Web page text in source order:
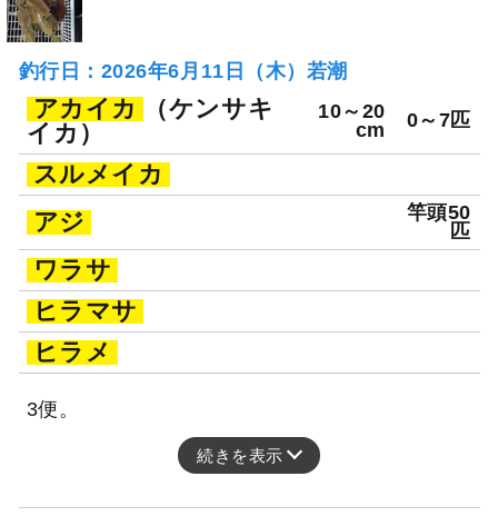
釣行日：2026年6月11日（木）若潮
アカイカ
（ケンサキ
イカ）
10～20
cm
0～7匹
スルメイカ
アジ
竿頭50
匹
ワラサ
ヒラマサ
ヒラメ
3便。
続きを表示